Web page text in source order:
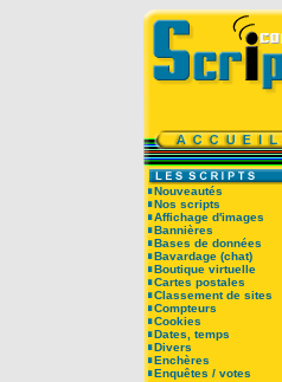
Nouveautés
Nos scripts
Affichage d'images
Bannières
Bases de données
Bavardage (chat)
Boutique virtuelle
Cartes postales
Classement de sites
Compteurs
Cookies
Dates, temps
Divers
Enchères
Enquêtes / votes